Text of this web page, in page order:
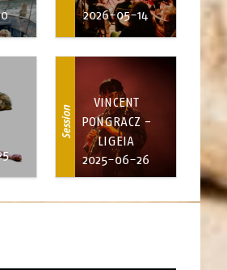
2026-05-14
Session
VINCENT
PONGRACZ -
LIGEIA
2025-06-26